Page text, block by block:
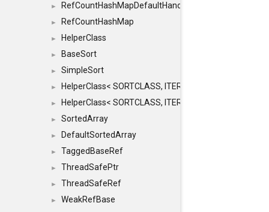
► RefCountHashMapDefaultHandler
► RefCountHashMap
► HelperClass
► BaseSort
► SimpleSort
► HelperClass< SORTCLASS, ITERATOR, CONTENT,
► HelperClass< SORTCLASS, ITERATOR, CONTENT,
► SortedArray
► DefaultSortedArray
► TaggedBaseRef
► ThreadSafePtr
► ThreadSafeRef
►
WeakRefBase